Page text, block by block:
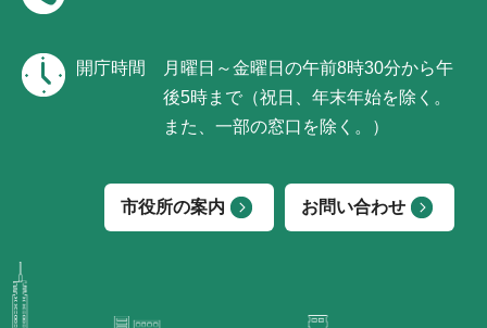
開庁時間
月曜日～金曜日の午前8時30分から午
後5時まで（祝日、年末年始を除く。
また、一部の窓口を除く。）
市役所の案内 お問い合わせ